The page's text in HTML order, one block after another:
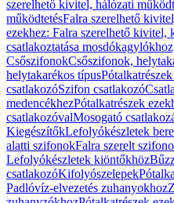
szerelhető kivitel, hálózati
működtetésFalra szerelhető
ezekhez: Falra szerelhető kivitel,
csatlakoztatása
CsőszifonokCsőszifonok,
helytakarékos típus
csatlakozóSzifon csatlakozó
medencékhezPótalkatrészek
csatlakozóvalMosogató
KiegészítőkLefolyókészletek
alatti szifonokFalra szerelt
Lefolyókészletek kiöntőkhöz
csatlakozóKifolyószelepek
Padlóvíz-elvezetés zuhanyokhoz